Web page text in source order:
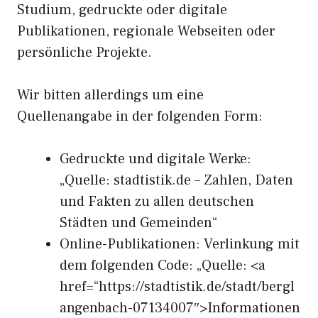
Studium, gedruckte oder digitale
Publikationen, regionale Webseiten oder
persönliche Projekte.
Wir bitten allerdings um eine
Quellenangabe in der folgenden Form:
Gedruckte und digitale Werke:
„Quelle: stadtistik.de – Zahlen, Daten
und Fakten zu allen deutschen
Städten und Gemeinden“
Online-Publikationen: Verlinkung mit
dem folgenden Code: „Quelle: <a
href=“https://stadtistik.de/stadt/bergl
angenbach-07134007″>Informationen